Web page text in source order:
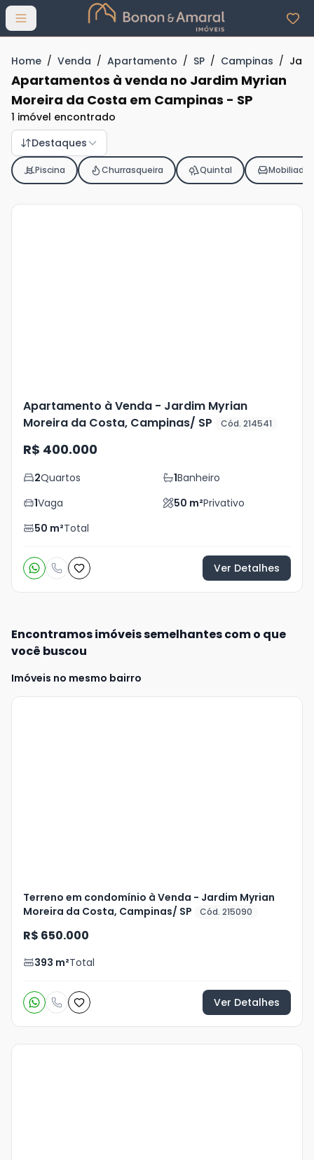
Abrir menu
Home / Venda / Apartamento / SP / Campinas /
Apartamentos à venda no Jardim Myrian
Moreira da Costa em Campinas - SP
1 imóvel encontrado
Destaques
Piscina Churrasqueira Quintal Mobiliado
Apartamento à Venda - Jardim Myrian
Moreira da Costa, Campinas/ SP
Cód. 214541
R$ 400.000
2Quartos 1Banheiro
1Vaga 50 m²Privativo
50 m²Total
Ver Detalhes
Encontramos imóveis semelhantes com o que
você buscou
Imóveis no mesmo bairro
Terreno em condomínio à Venda - Jardim Myrian
Moreira da Costa, Campinas/ SP
Cód. 215090
R$ 650.000
393 m²Total
Ver Detalhes